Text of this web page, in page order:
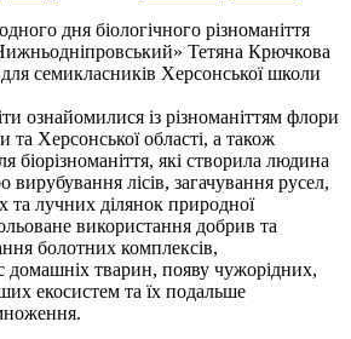
дня біологічного різноманіття
Тетяна Крючкова
семикласників Херсонської школи
ознайомилися із різноманіттям флори
та Херсонської області, а також
біорізноманіття, які створила людина
вирубування лісів, загачування русел,
та лучних ділянок природної
використання добрив та
болотних комплексів,
домашніх тварин, появу чужорідних,
екосистем та їх подальше